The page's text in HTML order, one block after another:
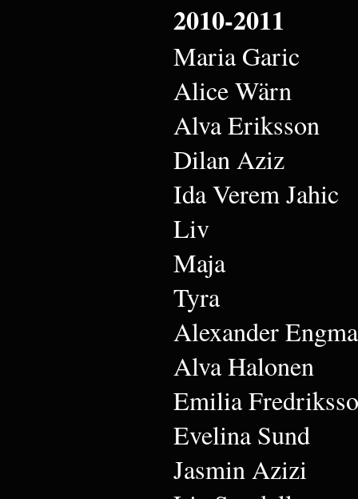
2010-2011
Maria Garic
Alice Wärn
Alva Eriksson
Dilan Aziz
Ida Verem Jahic
Liv
Maja
Tyra
Alexander
Alva Halonen
Emilia
Evelina Sund
Jasmin Azizi